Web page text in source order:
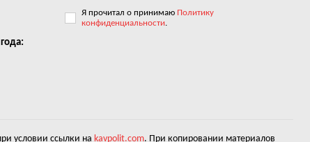
Я прочитал о принимаю Политику
конфиденциальности.
условии ссылки на kavpolit.com. При копировании материалов